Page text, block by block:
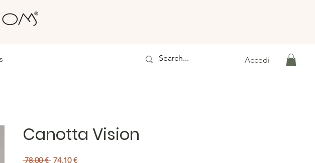
Accedi
Canotta Vision
78,00 € Prezzo
74,10 €Prezzo